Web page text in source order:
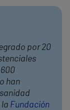
por 20
han
la Fundación